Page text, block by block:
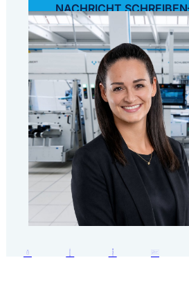
NACHRICHT SCHREIBEN